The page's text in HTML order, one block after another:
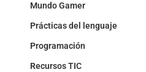
Mundo Gamer
Prácticas del lenguaje
Programación
Recursos TIC